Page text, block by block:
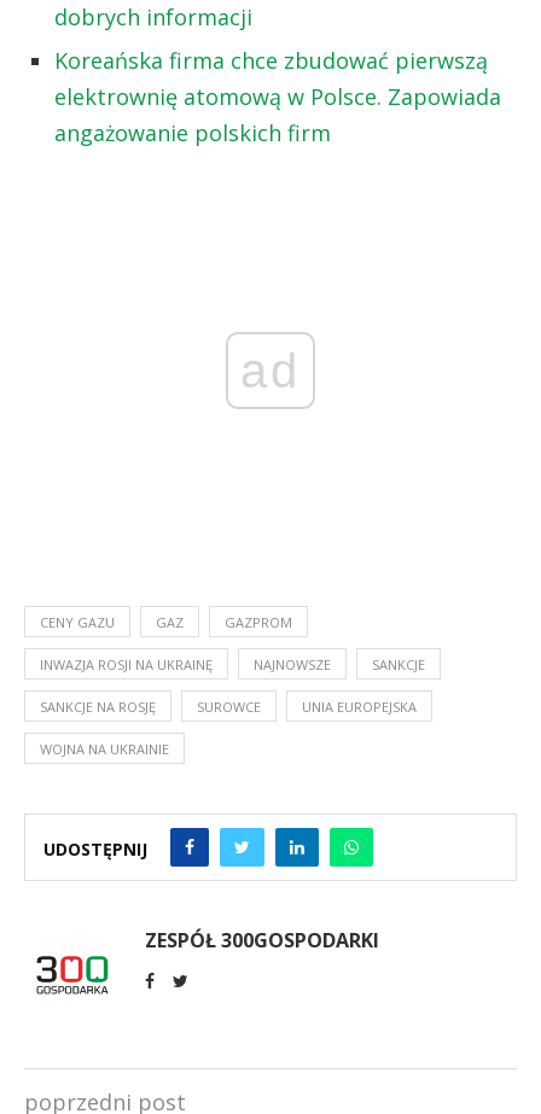
dobrych informacji
Koreańska firma chce zbudować pierwszą
elektrownię atomową w Polsce. Zapowiada
angażowanie polskich firm
ad
CENY GAZU GAZ GAZPROM
INWAZJA ROSJI NA UKRAINĘ NAJNOWSZE SANKCJE
SANKCJE NA ROSJĘ SUROWCE UNIA EUROPEJSKA
WOJNA NA UKRAINIE
UDOSTĘPNIJ
ZESPÓŁ 300GOSPODARKI
poprzedni post